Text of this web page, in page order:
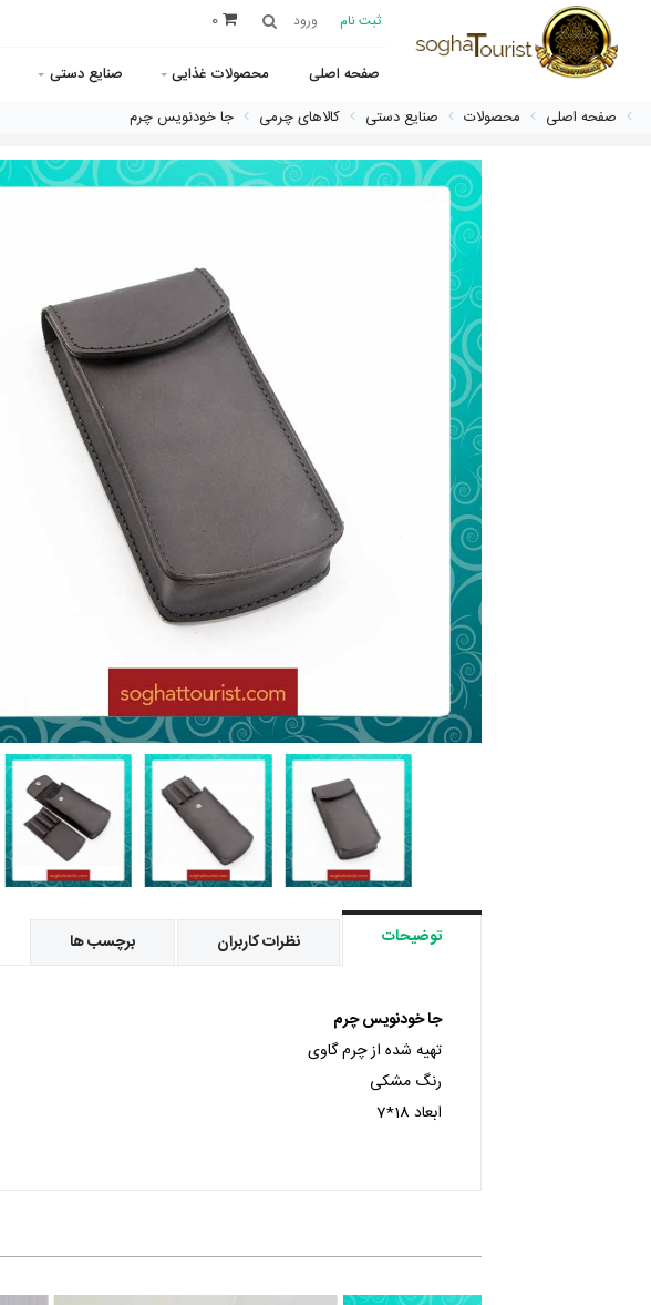
ثبت نام ورود 0
صفحه اصلی محصولات غذایی صنایع دستی
صفحه اصلی
محصولات صنایع دستی کالاهای چرمی جا خودنویس چرم
توضیحات نظرات کاربران برچسب ها
جا خودنویس چرم
تهیه شده از چرم گاوی
رنگ مشکی
ابعاد 18*7